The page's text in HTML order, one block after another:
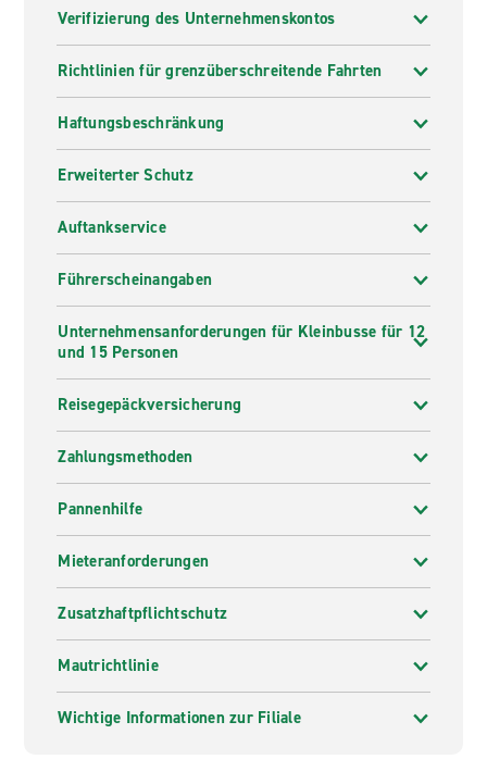
Verifizierung des Unternehmenskontos
Richtlinien für grenzüberschreitende Fahrten
Haftungsbeschränkung
Erweiterter Schutz
Auftankservice
Führerscheinangaben
Unternehmensanforderungen für Kleinbusse für 12
und 15 Personen
Reisegepäckversicherung
Zahlungsmethoden
Pannenhilfe
Mieteranforderungen
Zusatzhaftpflichtschutz
Mautrichtlinie
Wichtige Informationen zur Filiale